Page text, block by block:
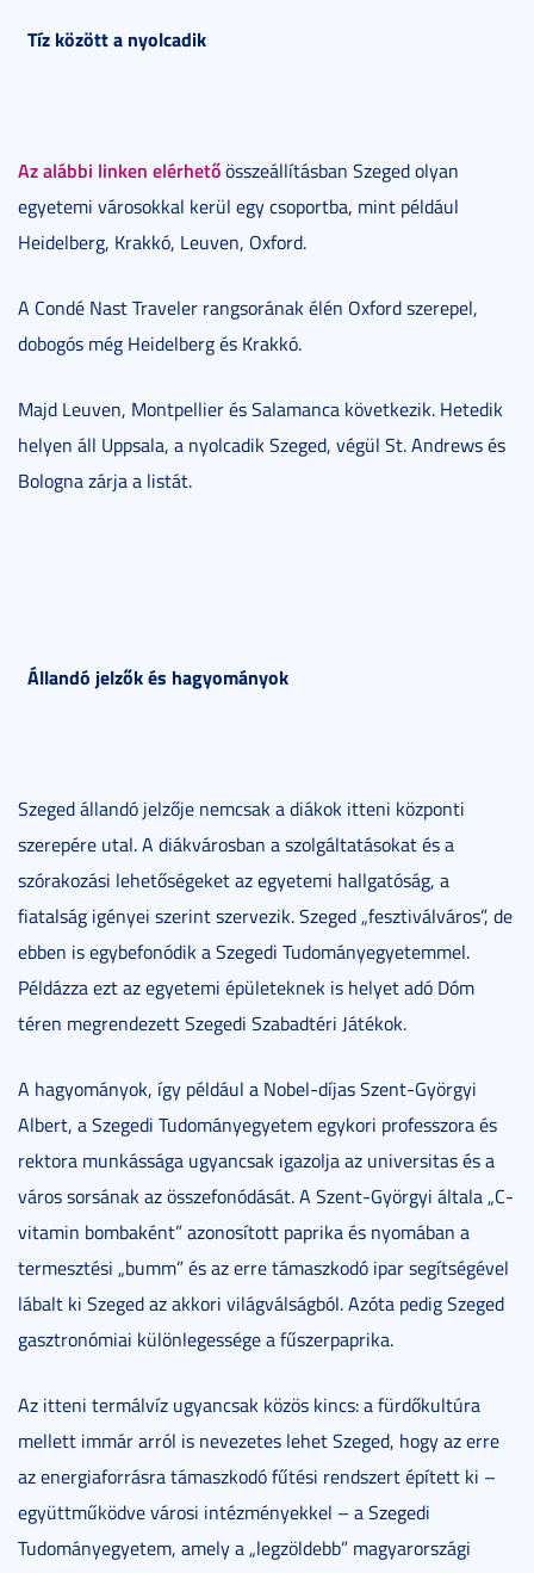
Tíz között a nyolcadik
Az alábbi linken elérhetőösszeállításban Szeged olyan
egyetemi városokkal kerül egy csoportba, mint például
Heidelberg, Krakkó, Leuven, Oxford.
A Condé Nast Traveler rangsorának élén Oxford szerepel,
dobogós még Heidelberg és Krakkó.
Majd Leuven, Montpellier és Salamanca következik. Hetedik
helyen áll Uppsala, a nyolcadik Szeged, végül St. Andrews és
Bologna zárja a listát.
Állandó jelzők és hagyományok
Szeged állandó jelzője nemcsak a diákok itteni központi
szerepére utal. A diákvárosban a szolgáltatásokat és a
szórakozási lehetőségeket az egyetemi hallgatóság, a
fiatalság igényei szerint szervezik. Szeged „fesztiválváros”, de
ebben is egybefonódik a Szegedi Tudományegyetemmel.
Példázza ezt az egyetemi épületeknek is helyet adó Dóm
téren megrendezett Szegedi Szabadtéri Játékok.
A hagyományok, így például a Nobel-díjas Szent-Györgyi
Albert, a Szegedi Tudományegyetem egykori professzora és
rektora munkássága ugyancsak igazolja az universitas és a
város sorsának az összefonódását. A Szent-Györgyi általa „C-
vitamin bombaként” azonosított paprika és nyomában a
termesztési „bumm” és az erre támaszkodó ipar segítségével
lábalt ki Szeged az akkori világválságból. Azóta pedig Szeged
gasztronómiai különlegessége a fűszerpaprika.
Az itteni termálvíz ugyancsak közös kincs: a fürdőkultúra
mellett immár arról is nevezetes lehet Szeged, hogy az erre
az energiaforrásra támaszkodó fűtési rendszert épített ki –
együttműködve városi intézményekkel – a Szegedi
Tudományegyetem, amely a „legzöldebb” magyarországi